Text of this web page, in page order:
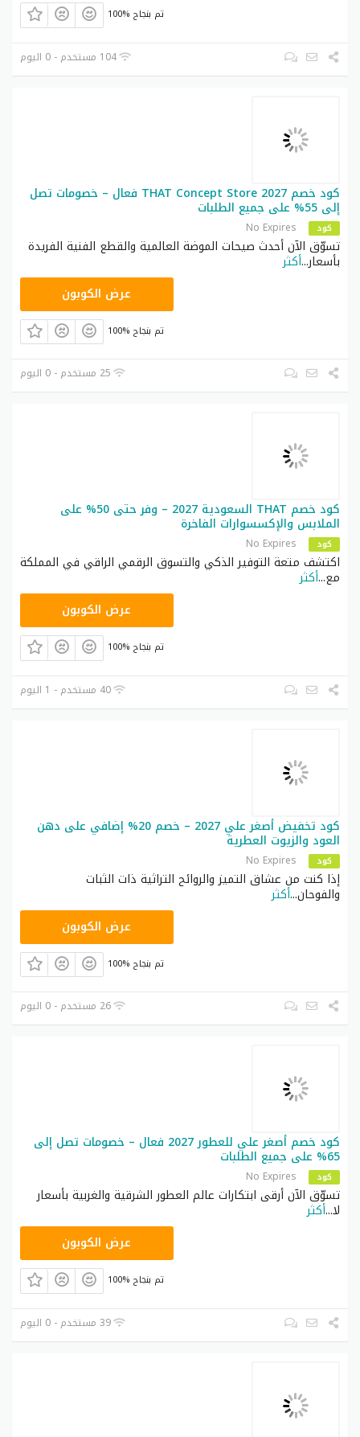
100% تم بنجاح
104 مستخدم - 0 اليوم
كود خصم THAT Concept Store 2027 فعال – خصومات تصل
إلى 55% على جميع الطلبات
كود No Expires
تسوّق الآن أحدث صيحات الموضة العالمية والقطع الفنية الفريدة
بأسعار...أكثر
HELLO15عرض الكوبون
100% تم بنجاح
25 مستخدم - 0 اليوم
كود خصم THAT السعودية 2027 – وفر حتى 50% على
الملابس والإكسسوارات الفاخرة
كود No Expires
اكتشف متعة التوفير الذكي والتسوق الرقمي الراقي في المملكة
مع...أكثر
HELLO15عرض الكوبون
100% تم بنجاح
40 مستخدم - 1 اليوم
كود تخفيض أصغر علي 2027 – خصم 20% إضافي على دهن
العود والزيوت العطرية
كود No Expires
إذا كنت من عشاق التميز والروائح التراثية ذات الثبات
والفوحان...أكثر
عرض الكوبون
100% تم بنجاح
26 مستخدم - 0 اليوم
كود خصم أصغر علي للعطور 2027 فعال – خصومات تصل إلى
65% على جميع الطلبات
كود No Expires
تسوّق الآن أرقى ابتكارات عالم العطور الشرقية والغربية بأسعار
لا...أكثر
عرض الكوبون
100% تم بنجاح
39 مستخدم - 0 اليوم